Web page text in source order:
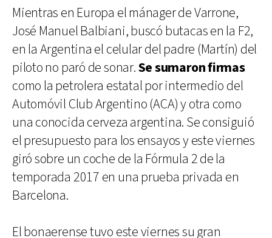
Mientras en Europa el mánager de Varrone,
José Manuel Balbiani, buscó butacas en la F2,
en la Argentina el celular del padre (Martín) del
piloto no paró de sonar.Se sumaron firmas
como la petrolera estatal por intermedio del
Automóvil Club Argentino (ACA) y otra como
una conocida cerveza argentina. Se consiguió
el presupuesto para los ensayos y este viernes
giró sobre un coche de la Fórmula 2 de la
temporada 2017 en una prueba privada en
Barcelona.
El bonaerense tuvo este viernes su gran